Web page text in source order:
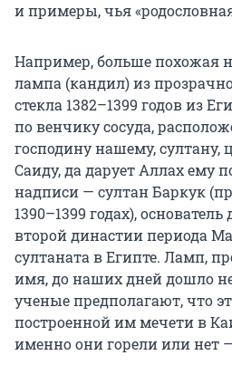
и примеры, чья
Например, больше похожая
лампа (кандил) из
стекла 1382–1399 годов из
по венчику сосуда,
господину нашему,
Саиду, да дарует Аллах ему
надписи — султан Баркук
1390–1399 годах),
второй династии периода
султаната в Египте. Ламп,
имя, до наших дней дошло
ученые предполагают, что
построенной им мечети в
именно они горели или нет